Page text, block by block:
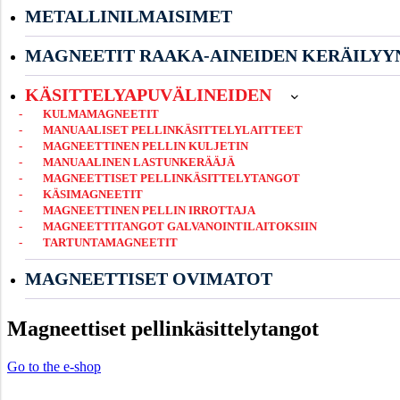
METALLINILMAISIMET
MAGNEETIT RAAKA-AINEIDEN
KÄSITTELYAPUVÄLINEIDEN
KULMAMAGNEETIT
MANUAALISET PELLINKÄSITTELYLAITTEET
MAGNEETTINEN PELLIN KULJETIN
MANUAALINEN LASTUNKERÄÄJÄ
MAGNEETTISET PELLINKÄSITTELYTANGOT
KÄSIMAGNEETIT
MAGNEETTINEN PELLIN IRROTTAJA
MAGNEETTITANGOT GALVANOINTILAITOKSIIN
TARTUNTAMAGNEETIT
MAGNEETTISET OVIMATOT
Magneettiset pellinkäsittelytangot
Go to the e-shop